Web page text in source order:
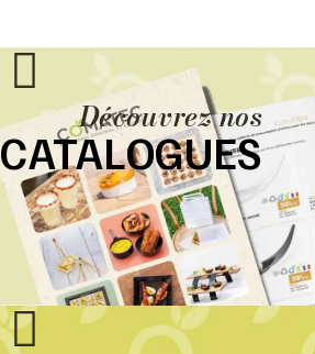
Découvrez nos
CATALOGUES